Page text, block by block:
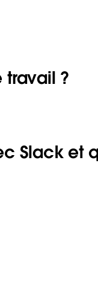
?
Slack et